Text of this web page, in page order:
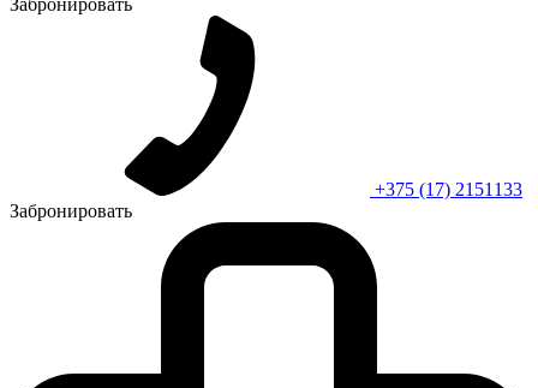
+375 (17) 2151133
Забронировать